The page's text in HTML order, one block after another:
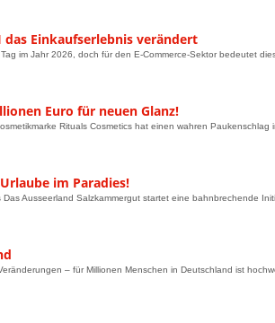
Einkaufserlebnis verändert
im Jahr 2026, doch für den E-Commerce-Sektor bedeutet
Euro für neuen Glanz!
Rituals Cosmetics hat einen wahren Paukenschlag
im Paradies!
Ausseerland Salzkammergut startet eine bahnbrechende
– für Millionen Menschen in Deutschland ist